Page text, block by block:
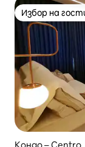
Избор на
Избор на